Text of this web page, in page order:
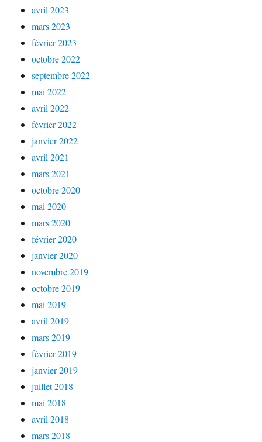
avril 2023
mars 2023
février 2023
octobre 2022
septembre 2022
mai 2022
avril 2022
février 2022
janvier 2022
avril 2021
mars 2021
octobre 2020
mai 2020
mars 2020
février 2020
janvier 2020
novembre 2019
octobre 2019
mai 2019
avril 2019
mars 2019
février 2019
janvier 2019
juillet 2018
mai 2018
avril 2018
mars 2018